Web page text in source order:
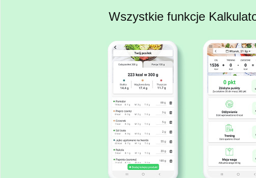
Wszystkie funkcje